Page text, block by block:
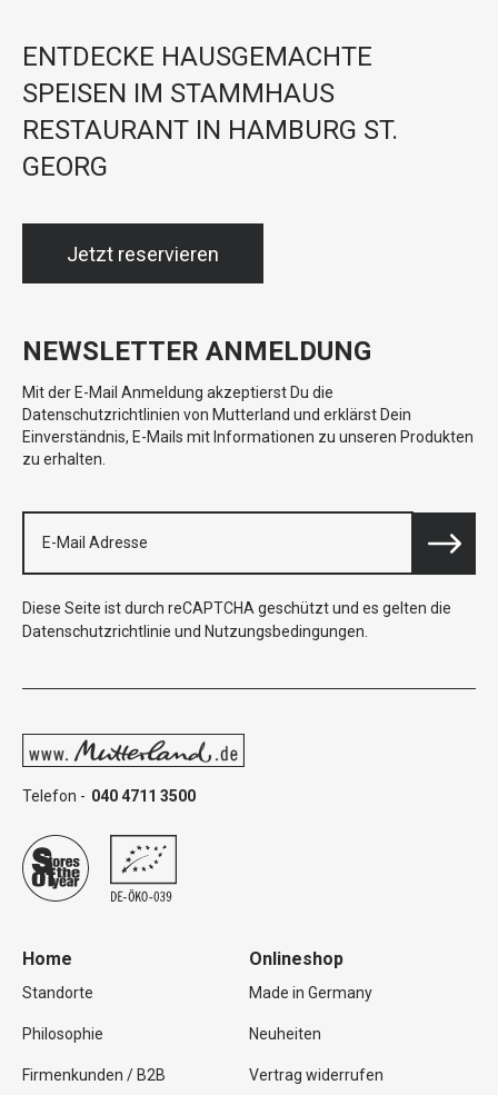
ENTDECKE HAUSGEMACHTE
SPEISEN IM STAMMHAUS
RESTAURANT IN HAMBURG ST.
GEORG
Jetzt reservieren
NEWSLETTER ANMELDUNG
Mit der E-Mail Anmeldung akzeptierst Du die
Datenschutzrichtlinien von Mutterland und erklärst Dein
Einverständnis, E-Mails mit Informationen zu unseren Produkten
zu erhalten.
Diese Seite ist durch reCAPTCHA geschützt und es gelten die
Datenschutzrichtlinie und Nutzungsbedingungen
Telefon - 040 4711 3500
Home
Standorte
Philosophie
Firmenkunden / B2B
Onlineshop
Made in Germany
Neuheiten
Vertrag widerrufen